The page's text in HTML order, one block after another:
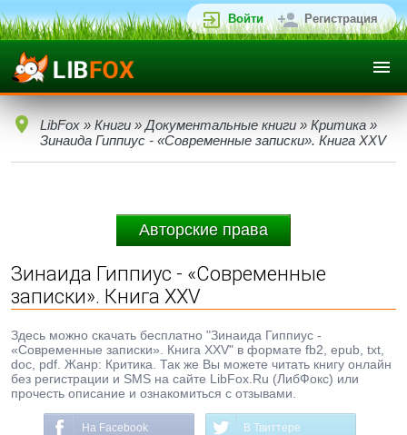
Войти Регистрация
LibFox » Книги » Документальные книги » Критика »
Зинаида Гиппиус - «Современные записки». Книга XXV
Авторские права
Зинаида Гиппиус - «Современные
записки». Книга XXV
Здесь можно скачать бесплатно "Зинаида Гиппиус -
«Современные записки». Книга XXV" в формате fb2, epub, txt,
doc, pdf. Жанр: Критика. Так же Вы можете читать книгу онлайн
без регистрации и SMS на сайте LibFox.Ru (ЛибФокс) или
прочесть описание и ознакомиться с отзывами.
На Facebook В Твиттере